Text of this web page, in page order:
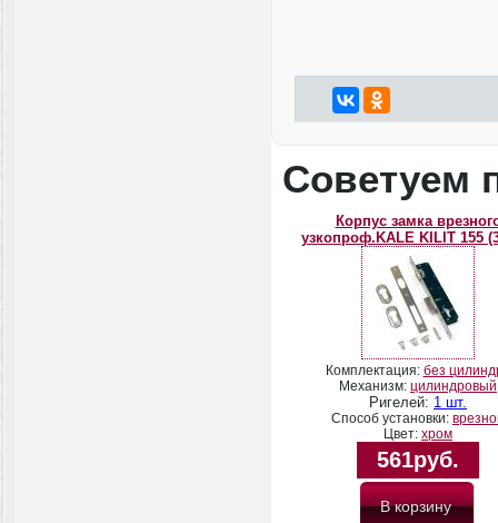
Советуем
Корпус замка
узкопроф.KALE KILIT 155
Комплектация: без
Механизм: цилиндровый
Ригелей: 1 шт.
Способ установки:
Цвет: хром
561руб.